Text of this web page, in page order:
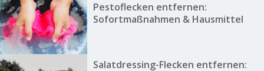
Pestoflecken entfernen:
Sofortmaßnahmen & Hausmittel
Salatdressing-Flecken entfernen: